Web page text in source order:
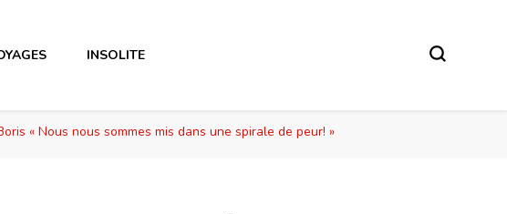
INSOLITE
« Nous nous sommes mis dans une spirale de peur! »